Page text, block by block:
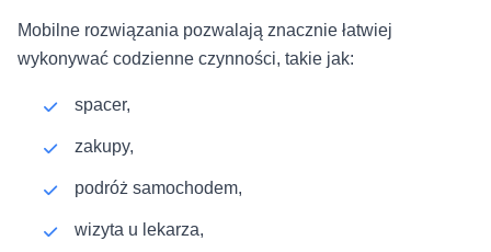
Mobilne rozwiązania pozwalają znacznie łatwiej
wykonywać codzienne czynności, takie jak:
spacer,
zakupy,
podróż samochodem,
wizyta u lekarza,